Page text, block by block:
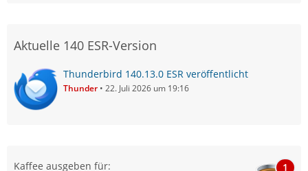
Aktuelle 140 ESR-Version
Thunderbird 140.13.0 ESR veröffentlicht
Thunder 22. Juli 2026 um 19:16
Kaffee ausgeben für: 1